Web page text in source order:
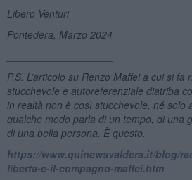
Libero Venturi
Pontedera, Marzo 2024
P.S. L’articolo su Renzo Maffei a cui si fa
stucchevole e autoreferenziale diatriba
in realtà non è così stucchevole, né solo
qualche modo parla di un tempo, di una
di una bella persona. È questo.
https://www.quinewsvaldera.it/blog/
liberta-e-il-compagno-maffei.htm